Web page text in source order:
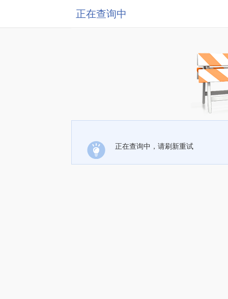
正在查询中
正在查询中，请刷新重试